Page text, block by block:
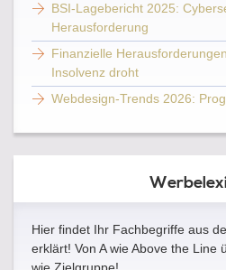
BSI-Lagebericht 2025:
Herausforderung
Finanzielle
Insolvenz droht
Webdesign-Trends 2026:
Hier findet Ihr Fachbegriffe aus
erklärt! Von A wie Above the Line